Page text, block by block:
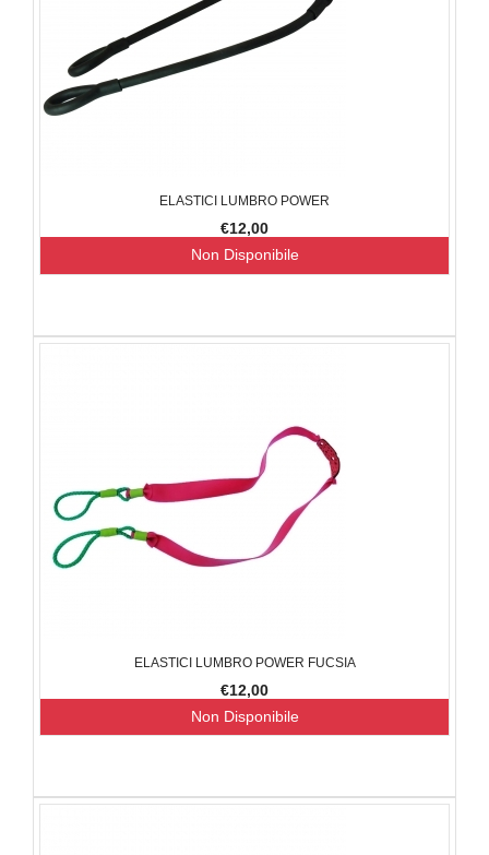
ELASTICI LUMBRO POWER
€12,00
Non Disponibile
ELASTICI LUMBRO POWER FUCSIA
€12,00
Non Disponibile